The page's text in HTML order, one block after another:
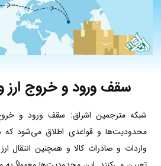
سقف ورود و خروج ارز
شبکه مترجمین اشراق: سقف ورود و
محدودیت‌ها و قواعدی اطلاق می‌شود که
واردات و صادرات کالا و همچنین انتقال